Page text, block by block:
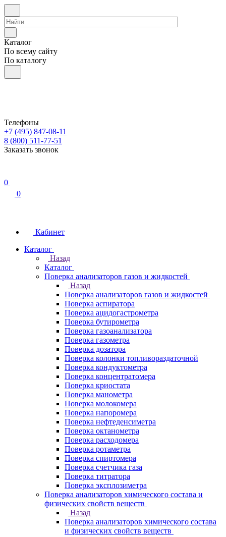
Каталог
По всему сайту
По каталогу
Телефоны
+7 (495) 847-08-11
8 (800) 511-77-51
Заказать звонок
0
0
Кабинет
Каталог
Назад
Каталог
Поверка анализаторов газов и жидкостей
Назад
Поверка анализаторов газов и жидкостей
Поверка аспиратора
Поверка ацидогастрометра
Поверка бутирометра
Поверка газоанализатора
Поверка газометра
Поверка дозатора
Поверка колонки топливораздаточной
Поверка кондуктометра
Поверка концентратомера
Поверка криостата
Поверка манометра
Поверка молокомера
Поверка напоромера
Поверка нефтеденсиметра
Поверка октанометра
Поверка расходомера
Поверка ротаметра
Поверка спиртомера
Поверка счетчика газа
Поверка титратора
Поверка эксплозиметра
Поверка анализаторов химического состава и
физических свойств веществ
Назад
Поверка анализаторов химического состава
и физических свойств веществ